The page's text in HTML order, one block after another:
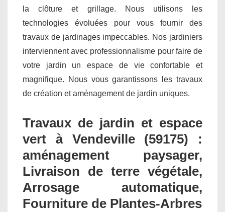
la clôture et grillage. Nous utilisons les
technologies évoluées pour vous fournir des
travaux de jardinages impeccables. Nos jardiniers
interviennent avec professionnalisme pour faire de
votre jardin un espace de vie confortable et
magnifique. Nous vous garantissons les travaux
de création et aménagement de jardin uniques.
Travaux de jardin et espace
vert à Vendeville (59175) :
aménagement paysager,
Livraison de terre végétale,
Arrosage automatique,
Fourniture de Plantes-Arbres